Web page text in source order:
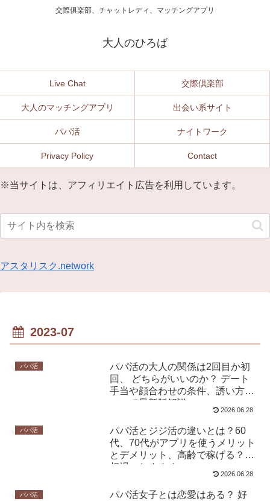
交際俱楽部、チャットレディ、マッチングアプリ
大人のひろば
Live Chat 交際倶楽部
大人のマッチングアプリ 出会い系サイト
パパ活 ナイトワーク
Privacy Policy Contact
※当サイトは、アフィリエイト広告を利用しています。
アスタリスク.network
2023-07
パパ活
パパ活の大人の関係は2回目か初
回、 どちらがいいのか？ デート
手当や顔合わせの条件、誘い方に
ついて最新版解説
2026.06.28
パパ活
パパ活とジジ活の違いとは？60
代、70代がアプリを使うメリット
とデメリット、高齢で稼げる？
相場、おすすめ
2026.06.28
パパ活
パパ活女子とは恋愛はある？ 好